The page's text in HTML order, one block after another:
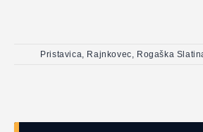
Pristavica, Rajnkovec, Rogaška